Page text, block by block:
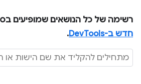
רשימה של כל הנושאים שמופיעים
חדש ב-DevTools
.